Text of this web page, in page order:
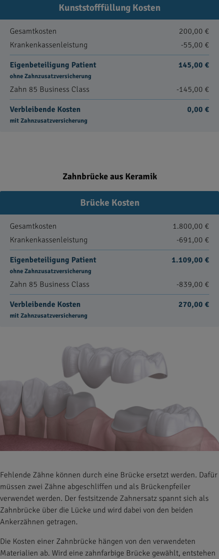
Kunststofffüllung Kosten
Gesamtkosten
200,00 €
Krankenkassenleistung
-55,00 €
Eigenbeteiligung Patient
ohne Zahnzusatzversicherung
145,00 €
Zahn 85 Business Class -145,00 €
Verbleibende Kosten
mit Zahnzusatzversicherung
0,00 €
Zahnbrücke aus Keramik
Brücke Kosten
Gesamtkosten
1.800,00 €
Krankenkassenleistung
-691,00 €
Eigenbeteiligung Patient
ohne Zahnzusatzversicherung
1.109,00 €
Zahn 85 Business Class -839,00 €
Verbleibende Kosten
mit Zahnzusatzversicherung
270,00 €
Fehlende Zähne können durch eine Brücke ersetzt werden. Dafür
müssen zwei Zähne abgeschliffen und als Brückenpfeiler
verwendet werden. Der festsitzende Zahnersatz spannt sich als
Zahnbrücke über die Lücke und wird dabei von den beiden
Ankerzähnen getragen.
Die Kosten einer Zahnbrücke hängen von den verwendeten
Materialien ab. Wird eine zahnfarbige Brücke gewählt, entstehen